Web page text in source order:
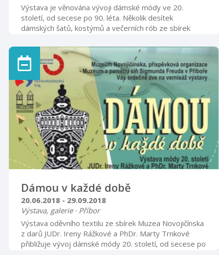
Výstava je věnována vývoji dámské módy ve 20.
století, od secese po 90. léta. Několik desítek
dámských šatů, kostýmů a večerních rób ze sbírek
(klobouky, kabelky, rukavice, obuv a šperky).
Dámou v každé době
20.06.2018 - 29.09.2018
Výstava, galerie · Příbor
Výstava oděvního textilu ze sbírek Muzea Novojičínska
z darů JUDr. Ireny Rážkové a PhDr. Marty Trnkové
přibližuje vývoj dámské módy 20. století, od secese po